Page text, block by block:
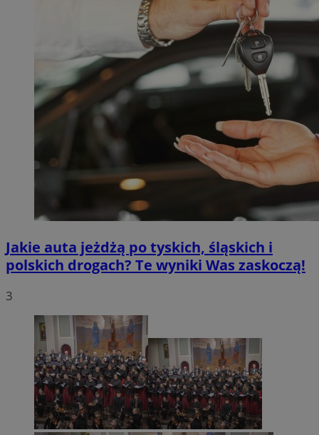
Jakie auta jeżdżą po tyskich, śląskich i
polskich drogach? Te wyniki Was zaskoczą!
3